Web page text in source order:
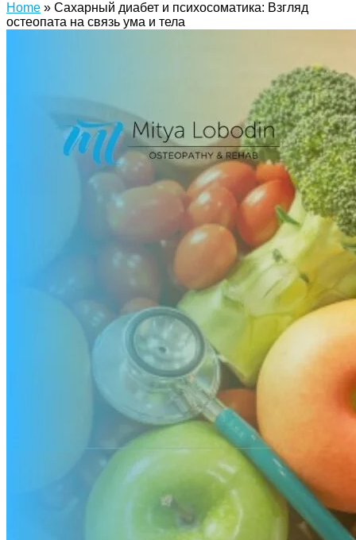
Home » Сахарный диабет и психосоматика: Взгляд
остеопата на связь ума и тела